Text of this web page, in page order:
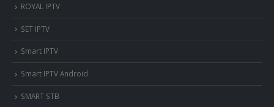
ROYAL IPTV
SET IPTV
Smart IPTV
Smart IPTV Android
SMART STB